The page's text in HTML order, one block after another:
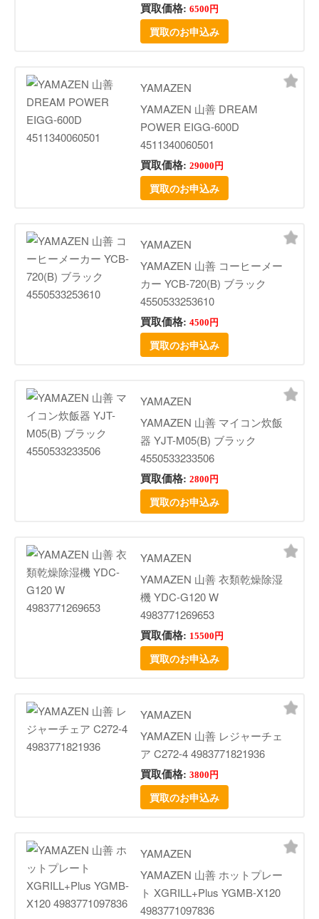
買取価格: 6500円
買取のお申込み
YAMAZEN
YAMAZEN 山善 DREAM
POWER EIGG-600D
4511340060501
買取価格: 29000円
買取のお申込み
YAMAZEN
YAMAZEN 山善 コーヒーメー
カー YCB-720(B) ブラック
4550533253610
買取価格: 4500円
買取のお申込み
YAMAZEN
YAMAZEN 山善 マイコン炊飯
器 YJT-M05(B) ブラック
4550533233506
買取価格: 2800円
買取のお申込み
YAMAZEN
YAMAZEN 山善 衣類乾燥除湿
機 YDC-G120 W
4983771269653
買取価格: 15500円
買取のお申込み
YAMAZEN
YAMAZEN 山善 レジャーチェ
ア C272-4 4983771821936
買取価格: 3800円
買取のお申込み
YAMAZEN
YAMAZEN 山善 ホットプレー
ト XGRILL+Plus YGMB-X120
4983771097836